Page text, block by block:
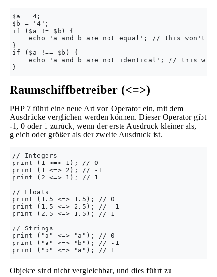
$a = 4;
$b = '4';
if ($a != $b) {
echo 'a and b are not equal'; // this won't
}
if ($a !== $b) {
echo 'a and b are not identical'; // this
Raumschiffbetreiber (<=>)
PHP 7 führt eine neue Art von Operator ein, mit dem
Ausdrücke verglichen werden können. Dieser Operator gibt
-1, 0 oder 1 zurück, wenn der erste Ausdruck kleiner als,
gleich oder größer als der zweite Ausdruck ist.
// Integers
print (1 <=> 1); // 0
print (1 <=> 2); // -1
print (2 <=> 1); // 1
// Floats
print (1.5 <=> 1.5); // 0
print (1.5 <=> 2.5); // -1
print (2.5 <=> 1.5); // 1
// Strings
print ("a" <=> "a"); // 0
print ("a" <=> "b"); // -1
Objekte sind nicht vergleichbar, und dies führt zu